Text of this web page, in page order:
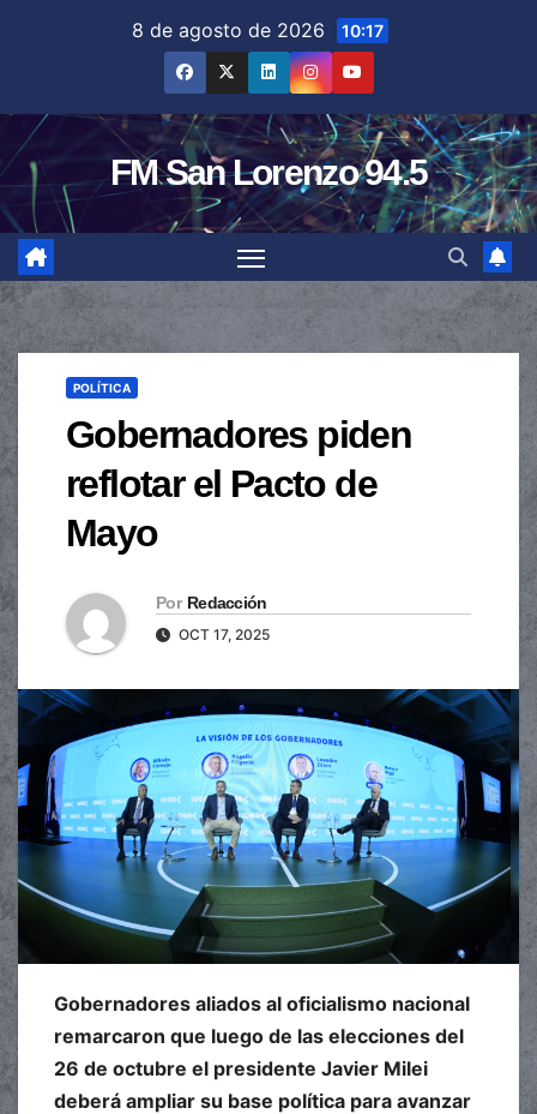
8 de agosto de 2026 10:17
FM San Lorenzo 94.5
POLÍTICA
Gobernadores piden
reflotar el Pacto de
Mayo
Por Redacción
OCT 17, 2025
Gobernadores aliados al oficialismo nacional
remarcaron que luego de las elecciones del
26 de octubre el presidente Javier Milei
deberá ampliar su base política para avanzar